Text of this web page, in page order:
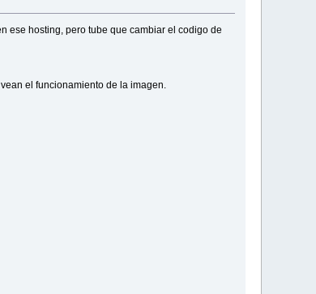
ese hosting, pero tube que cambiar el codigo de
el funcionamiento de la imagen.